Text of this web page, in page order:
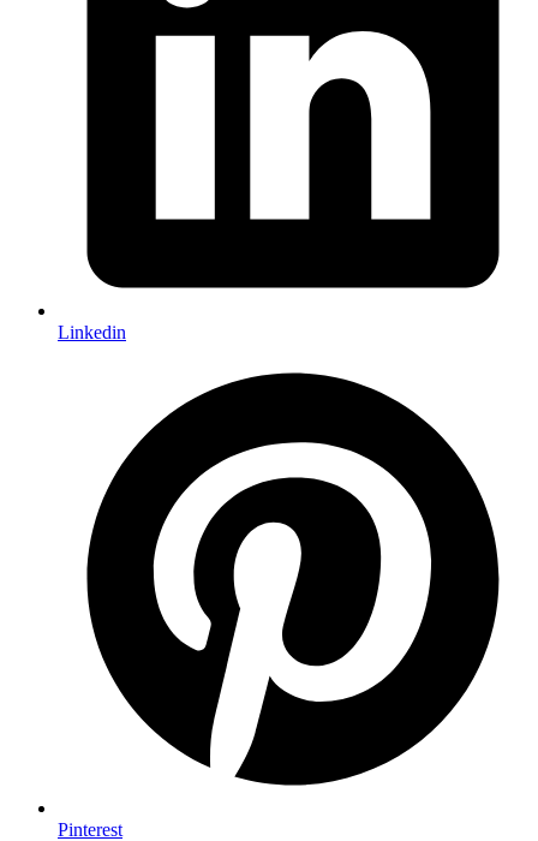
Linkedin
Pinterest